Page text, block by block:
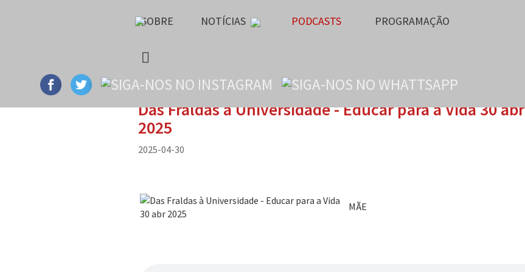
SOBRE NOTÍCIAS PODCASTS PROGRAMAÇÃO
Das Fraldas à Universidade - Educar para a Vida 30 abr
2025
2025-04-30
MÃE